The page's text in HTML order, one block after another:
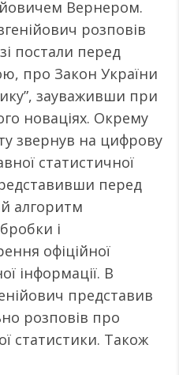
Вернером.
розповів
постали перед
про Закон України
зауваживши при
новаціях. Окрему
звернув на цифрову
статистичної
перед
алгоритм
і
офіційної
інформації. В
представив
розповів про
статистики. Також